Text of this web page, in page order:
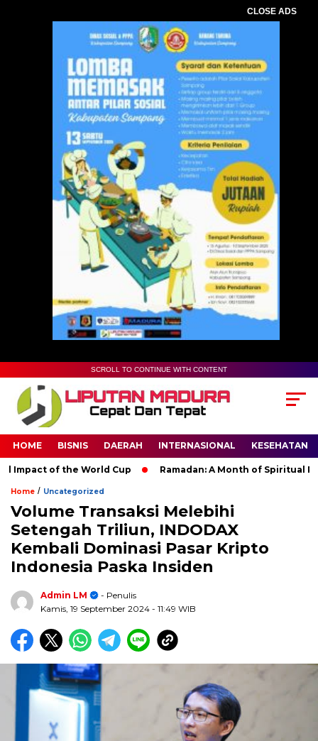
CLOSE ADS
SCROLL TO CONTINUE WITH CONTENT
HOME BISNIS DAERAH INTERNASIONAL KESEHATAN
of the World Cup Ramadan: A Month of Spiritual
Home / Uncategorized
Volume Transaksi Melebihi
Setengah Triliun, INDODAX
Kembali Dominasi Pasar Kripto
Indonesia Paska Insiden
Admin LM
- Penulis
Kamis, 19 September 2024 - 11:49 WIB